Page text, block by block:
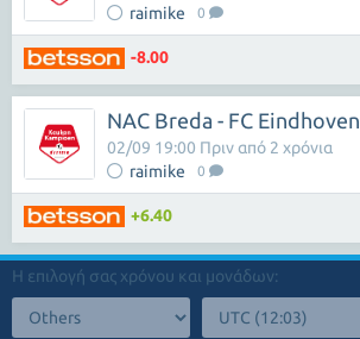
raimike 0
-8.00
NAC Breda - FC Eindhoven
raimike 0
02/09 19:00 Πριν από 2 χρόνια
+6.40
Η επιλογή σας χρόνου και μονάδων: